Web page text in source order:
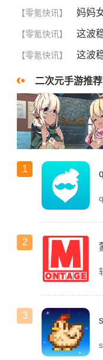
【零氪快讯】
【零氪快讯】
【零氪快讯】
二次元手游推荐
1
2
3